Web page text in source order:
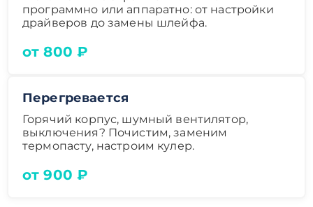
программно или аппаратно: от настройки
драйверов до замены шлейфа.
от 800 ₽
Перегревается
Горячий корпус, шумный вентилятор,
выключения? Почистим, заменим
термопасту, настроим кулер.
от 900 ₽